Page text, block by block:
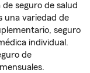
seguro de salud
una variedad de
seguro
individual.
de